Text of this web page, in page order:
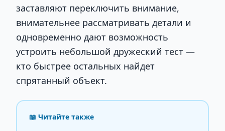
заставляют переключить внимание,
внимательнее рассматривать детали и
одновременно дают возможность
устроить небольшой дружеский тест —
кто быстрее остальных найдет
спрятанный объект.
📖 Читайте также